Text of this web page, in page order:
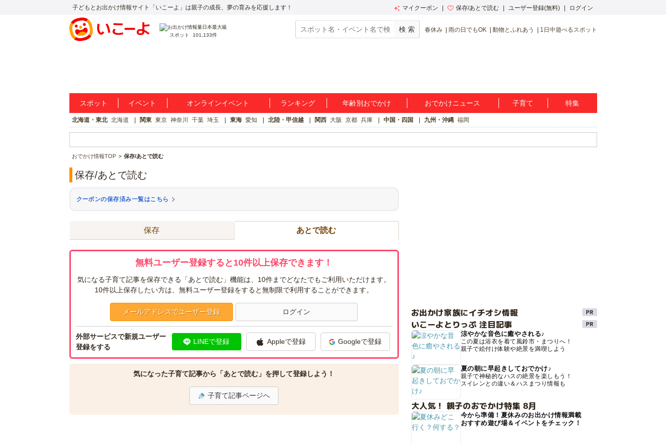
子どもとお出かけ情報サイト「いこーよ」は親子の成長、夢の育みを応援します！ マイクーポン 保存/あとで読む ユーザー登録(無料) ログイン
スポット 101,133件
春休み 雨の日でもOK 動物とふれあう 1日中遊べるスポット
スポット イベント オンラインイベント ランキング 年齢別おでかけ おでかけニュース 子育て 特集
北海道・東北 北海道 関東 東京 神奈川 千葉 埼玉 東海 愛知 北陸・甲信越 関西 大阪 京都 兵庫 中国・四国 九州・沖縄 福岡
おでかけ情報TOP 保存/あとで読む
保存/あとで読む
クーポンの保存済み一覧はこちら
保存 あとで読む
無料ユーザー登録すると10件以上保存できます！
気になる子育て記事を保存できる「あとで読む」機能は、10件までどなたでもご利用いただけます。
10件以上保存したい方は、無料ユーザー登録をすると無制限で利用することができます。
メールアドレスでユーザー登録 ログイン
外部サービスで新規ユーザー
登録をする
LINEで登録 Appleで登録 Googleで登録
気になった子育て記事から「あとで読む」を押して登録しよう！
子育て記事ページへ
お出かけ家族にイチオシ情報
いこーよとりっぷ 注目記事
涼やかな音色に癒やされる♪
この夏は浴衣を着て風鈴市・まつりへ！
親子で絵付け体験や絶景を満喫しよう
夏の朝に早起きしておでかけ♪
親子で神秘的なハスの絶景を楽しもう！
スイレンとの違い＆ハスまつり情報も
大人気！ 親子のおでかけ特集 8月
今から準備！夏休みのお出かけ情報満載
おすすめ遊び場＆イベントをチェック！